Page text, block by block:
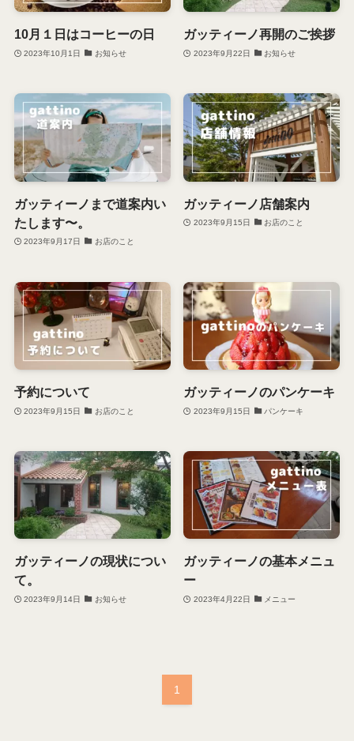
10月１日はコーヒーの日
2023年10月1日 お知らせ
ガッティーノ再開のご挨拶
2023年9月22日 お知らせ
ガッティーノまで道案内い
たします〜。
2023年9月17日 お店のこと
ガッティーノ店舗案内
2023年9月15日 お店のこと
予約について
2023年9月15日 お店のこと
ガッティーノのパンケーキ
2023年9月15日 パンケーキ
ガッティーノの現状につい
て。
2023年9月14日 お知らせ
ガッティーノの基本メニュ
ー
2023年4月22日 メニュー
1